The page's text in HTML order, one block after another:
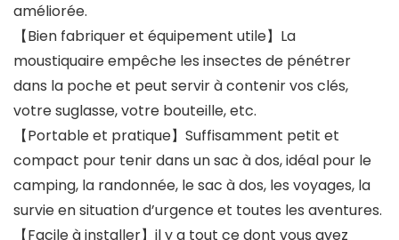
améliorée.
【Bien fabriquer et équipement utile】La
moustiquaire empêche les insectes de pénétrer
dans la poche et peut servir à contenir vos clés,
votre suglasse, votre bouteille, etc.
【Portable et pratique】Suffisamment petit et
compact pour tenir dans un sac à dos, idéal pour le
camping, la randonnée, le sac à dos, les voyages, la
survie en situation d’urgence et toutes les aventures.
【Facile à installer】il y a tout ce dont vous avez